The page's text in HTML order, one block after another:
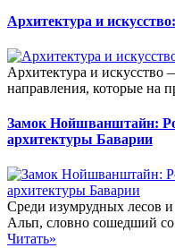
Архитектура и
Архитектура и искусство
направления, которые на
Замок Нойшванштайн:
архитектуры Баварии
Среди изумрудных лесов
Альп, словно сошедший
Читать»